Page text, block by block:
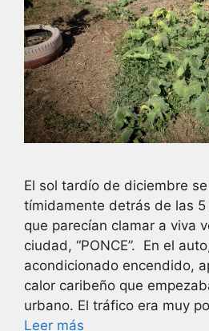
El sol tardío de diciembre
tímidamente detrás de las
que parecían clamar a viva
ciudad, “PONCE”. En el
acondicionado encendido,
calor caribeño que
urbano. El tráfico era muy
Leer más